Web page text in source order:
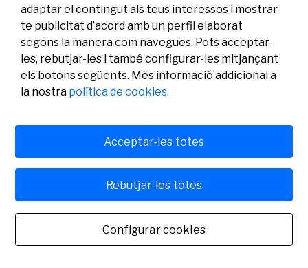
Legal
Avís legal
Activitat
Convocatòries
Social
adaptar el contingut als teus interessos i mostrar-
te publicitat d’acord amb un perfil elaborat
segons la manera com navegues. Pots acceptar-
les, rebutjar-les i també configurar-les mitjançant
els botons següents. Més informació addicional a
la nostra política de cookies.
Configurar cookies
Rebutjar-les totes
Acceptar-les totes